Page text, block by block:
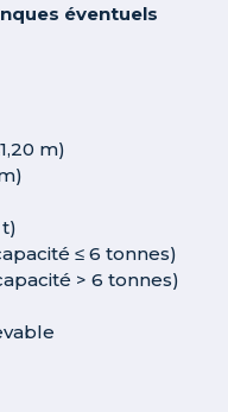
éventuels
m)
≤ 6 tonnes)
> 6 tonnes)